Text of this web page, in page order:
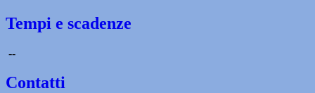
Tempi e scadenze
--
Contatti